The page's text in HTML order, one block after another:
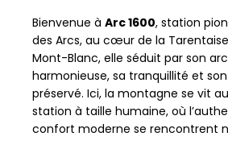
Bienvenue à Arc 1600, station
des Arcs, au cœur de la
Mont-Blanc, elle séduit par son
harmonieuse, sa tranquillité et
préservé. Ici, la montagne se vit
station à taille humaine, où
confort moderne se rencontrent